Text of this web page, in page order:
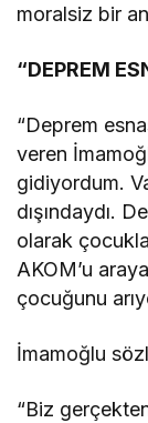
moralsiz bir
“DEPREM
“Deprem
veren
gidiyordum.
dışındaydı.
olarak
AKOM’u
çocuğunu
İmamoğlu
“Biz